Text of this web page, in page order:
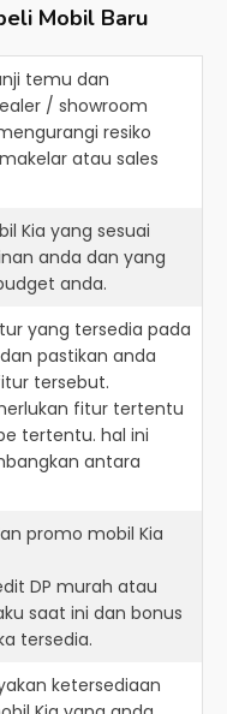
Mobil Baru
temu dan
/ showroom
resiko
atau sales
Kia yang sesuai
anda dan yang
anda.
yang tersedia pada
pastikan anda
tersebut.
fitur tertentu
tertentu. hal ini
antara
promo mobil Kia
DP murah atau
saat ini dan bonus
tersedia.
ketersediaan